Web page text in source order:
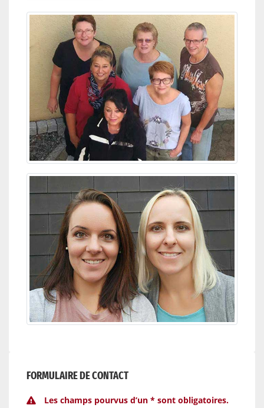
FORMULAIRE DE CONTACT
Les champs pourvus d’un * sont obligatoires.